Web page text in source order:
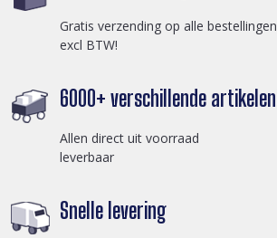
Gratis verzending op alle
excl BTW!
6000+ verschillende
Allen direct uit voorraad
leverbaar
Snelle levering